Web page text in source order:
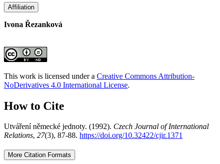
Affiliation
Ivona Řezanková
This work is licensed under a Creative Commons Attribution-
NoDerivatives 4.0 International License.
How to Cite
Utváření německé jednoty. (1992). Czech Journal of International
Relations, 27(3), 87-88. https://doi.org/10.32422/cjir.1371
More Citation Formats